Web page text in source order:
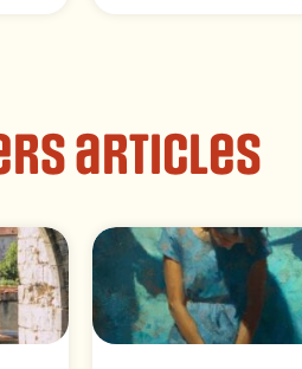
articles